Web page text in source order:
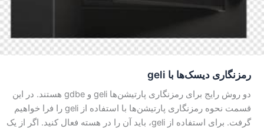
رمز‌نگاری دیسک‌ها با geli
دو روش رایج برای رمز‌نگاری پارتیشن‌ها geli و gdbe هستند. در این
قسمت نحوه رمز‌نگاری پارتیشن‌ها با استفاده از geli را فرا خواهیم
گرفت. برای استفاده از geli، باید آن را در هسته فعال کنید. اگر از یک